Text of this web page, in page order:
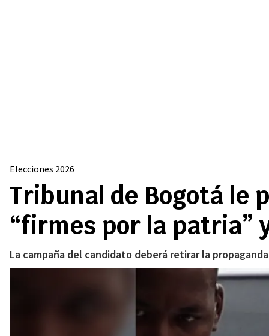
Elecciones 2026
Tribunal de Bogotá le
“firmes por la patria”
La campaña del candidato deberá retirar la